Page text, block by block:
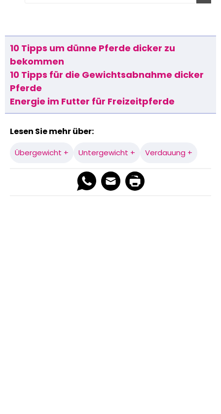
10 Tipps um dünne Pferde dicker zu
bekommen
10 Tipps für die Gewichtsabnahme dicker
Pferde
Energie im Futter für Freizeitpferde
Lesen Sie mehr über:
Übergewicht + Untergewicht + Verdauung +